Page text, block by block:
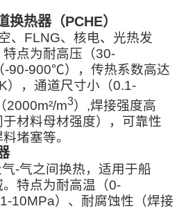
换热器（PCHE）
FLNG、核电、光热发
点为耐高压（30-
-90-900℃），传热系数高达
），通道尺寸小（0.1-
2000m²/m3）,焊接强度高
于材料母材强度），可靠性
堵塞等。
-气之间换热，适用于船
特点为耐高温（0-
10MPa）、耐腐蚀性（焊接